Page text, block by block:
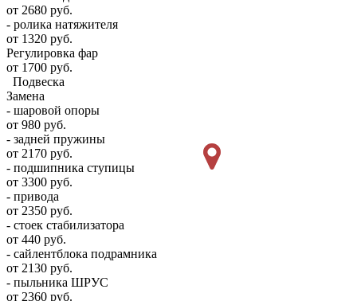
от 2680 руб.
- ролика натяжителя
от 1320 руб.
Регулировка фар
от 1700 руб.
Подвеска
Замена
- шаровой опоры
от 980 руб.
- задней пружины
от 2170 руб.
- подшипника ступицы
от 3300 руб.
- привода
от 2350 руб.
- стоек стабилизатора
от 440 руб.
- сайлентблока подрамника
от 2130 руб.
- пыльника ШРУС
от 2360 руб.